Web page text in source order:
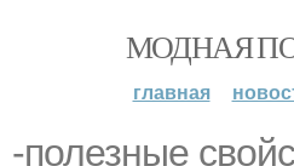
МОДНАЯ
главная
-полезные